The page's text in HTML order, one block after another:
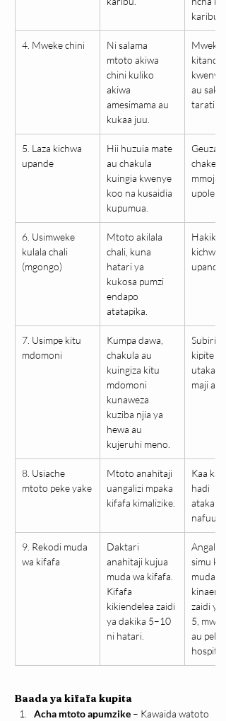
karibu.
4. Mweke chini
Ni salama
mtoto akiwa
chini kuliko
akiwa
amesimama au
kukaa juu.
Mweke
kwenye
au
taratibu.
5. Laza kichwa
upande
Hii huzuia mate
au chakula
kuingia kwenye
koo na kusaidia
kupumua.
Geuza
chake
mmoja
upole.
6. Usimweke
kulala chali
(mgongo)
Mtoto akilala
chali, kuna
hatari ya
kukosa pumzi
endapo
atatapika.
kichwa
upande
7. Usimpe kitu
mdomoni
Kumpa dawa,
chakula au
kuingiza kitu
mdomoni
kunaweza
kuziba njia ya
hewa au
kujeruhi meno.
Subiri
kipite
maji au
8. Usiache
mtoto peke yake
Mtoto anahitaji
uangalizi mpaka
kifafa kimalizike.
Kaa
hadi
nafuu.
9. Rekodi muda
wa kifafa
Daktari
anahitaji kujua
muda wa kifafa.
Kifafa
kikiendelea zaidi
ya dakika 5–10
ni hatari.
Angalia
simu
muda.
zaidi ya
5,
au
Baada ya kifafa kupita
Acha mtoto apumzike – Kawaida watoto